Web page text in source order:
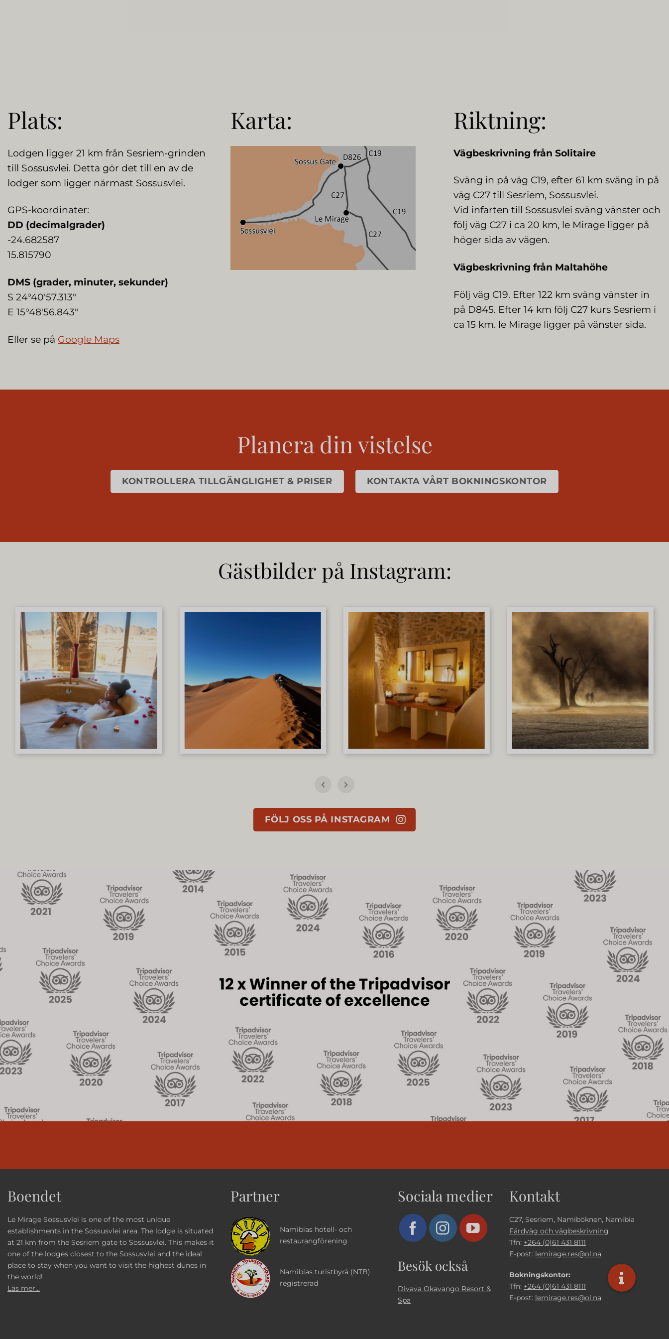
Plats:
Lodgen ligger 21 km från Sesriem-grinden
till Sossusvlei. Detta gör det till en av de
lodger som ligger närmast Sossusvlei.
GPS-koordinater:
DD (decimalgrader)
-24.682587
15.815790
DMS (grader, minuter, sekunder)
S 24°40'57.313″
E 15°48'56.843″
Eller se på Google Maps
Karta: Riktning:
Vägbeskrivning från Solitaire
Sväng in på väg C19, efter 61 km sväng in på
väg C27 till Sesriem, Sossusvlei.
Vid infarten till Sossusvlei sväng vänster och
följ väg C27 i ca 20 km, le Mirage ligger på
höger sida av vägen.
Vägbeskrivning från Maltahöhe
Följ väg C19. Efter 122 km sväng vänster in
på D845. Efter 14 km följ C27 kurs Sesriem i
ca 15 km. le Mirage ligger på vänster sida.
Planera din vistelse
KONTROLLERA TILLGÄNGLIGHET & PRISER KONTAKTA VÅRT BOKNINGSKONTOR
Gästbilder på Instagram:
FÖLJ OSS PÅ INSTAGRAM
Boendet
Le Mirage Sossusvlei is one of the most unique
establishments in the Sossusvlei area. The lodge is situated
at 21 km from the Sesriem gate to Sossusvlei. This makes it
one of the lodges closest to the Sossusvlei and the ideal
place to stay when you want to visit the highest dunes in
the world!
Läs mer...
Partner
Namibias hotell- och
restaurangförening
Namibias turistbyrå (NTB)
registrerad
Sociala medier
Besök också
Divava Okavango Resort &
Spa
Kontakt
C27, Sesriem, Namiböknen, Namibia
Färdväg och vägbeskrivning
Tfn: +264 (0)61 431 8111
E-post: lemirage.res@ol.na
Bokningskontor:
Tfn: +264 (0)61 431 8111
E-post: lemirage.res@ol.na